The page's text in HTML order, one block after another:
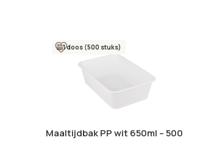
1 doos (500 stuks)
Maaltijdbak PP wit 650ml – 500